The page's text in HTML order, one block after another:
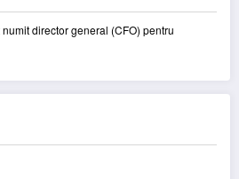
director general (CFO) pentru